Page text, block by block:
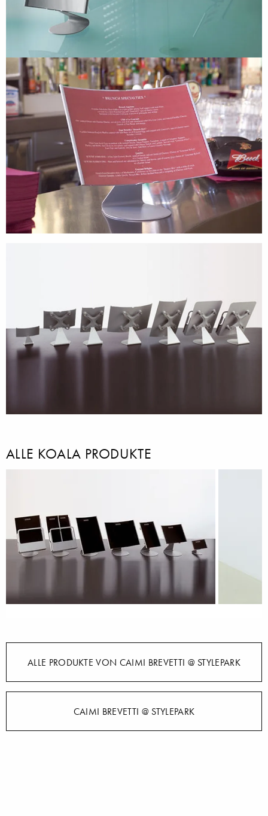
ALLE KOALA PRODUKTE
ALLE PRODUKTE VON CAIMI BREVETTI @ STYLEPARK
CAIMI BREVETTI @ STYLEPARK